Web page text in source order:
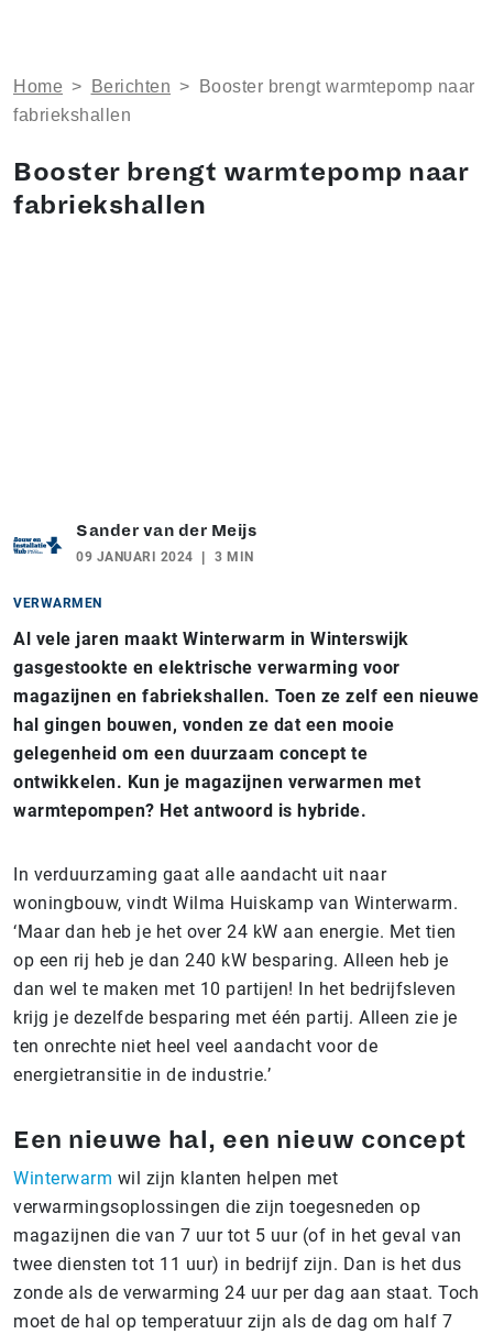
Home > Berichten >
Booster brengt warmtepomp naar
fabriekshallen
Booster brengt warmtepomp naar
fabriekshallen
Sander van der Meijs
09 JANUARI 2024 3 MIN
VERWARMEN
Al vele jaren maakt Winterwarm in Winterswijk
gasgestookte en elektrische verwarming voor
magazijnen en fabriekshallen. Toen ze zelf een nieuwe
hal gingen bouwen, vonden ze dat een mooie
gelegenheid om een duurzaam concept te
ontwikkelen. Kun je magazijnen verwarmen met
warmtepompen? Het antwoord is hybride.
In verduurzaming gaat alle aandacht uit naar
woningbouw, vindt Wilma Huiskamp van Winterwarm.
‘Maar dan heb je het over 24 kW aan energie. Met tien
op een rij heb je dan 240 kW besparing. Alleen heb je
dan wel te maken met 10 partijen! In het bedrijfsleven
krijg je dezelfde besparing met één partij. Alleen zie je
ten onrechte niet heel veel aandacht voor de
energietransitie in de industrie.’
Een nieuwe hal, een nieuw concept
Winterwarm wil zijn klanten helpen met
verwarmingsoplossingen die zijn toegesneden op
magazijnen die van 7 uur tot 5 uur (of in het geval van
twee diensten tot 11 uur) in bedrijf zijn. Dan is het dus
zonde als de verwarming 24 uur per dag aan staat. Toch
moet de hal op temperatuur zijn als de dag om half 7